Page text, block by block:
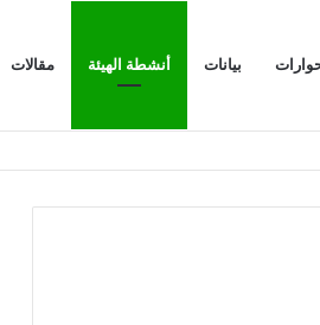
بيانات أنشطة الهيئة مقالات